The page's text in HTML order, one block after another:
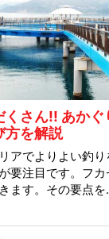
くさん!! あか
方を解説
アでよりよい釣り
要注目です。フカ
ます。その要点